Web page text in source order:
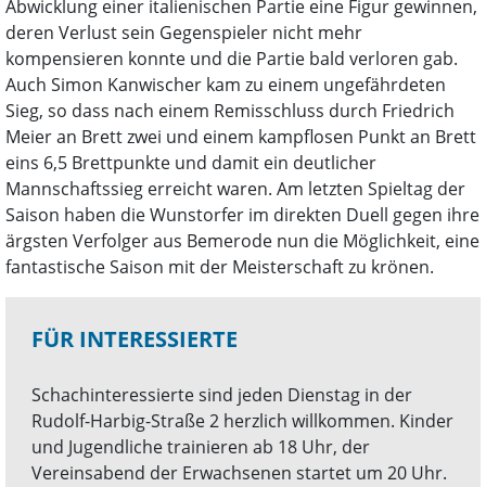
Abwicklung einer italienischen Partie eine Figur gewinnen,
deren Verlust sein Gegenspieler nicht mehr
kompensieren konnte und die Partie bald verloren gab.
Auch Simon Kanwischer kam zu einem ungefährdeten
Sieg, so dass nach einem Remisschluss durch Friedrich
Meier an Brett zwei und einem kampflosen Punkt an Brett
eins 6,5 Brettpunkte und damit ein deutlicher
Mannschaftssieg erreicht waren. Am letzten Spieltag der
Saison haben die Wunstorfer im direkten Duell gegen ihre
ärgsten Verfolger aus Bemerode nun die Möglichkeit, eine
fantastische Saison mit der Meisterschaft zu krönen.
FÜR INTERESSIERTE
Schachinteressierte sind jeden Dienstag in der
Rudolf-Harbig-Straße 2 herzlich willkommen. Kinder
und Jugendliche trainieren ab 18 Uhr, der
Vereinsabend der Erwachsenen startet um 20 Uhr.